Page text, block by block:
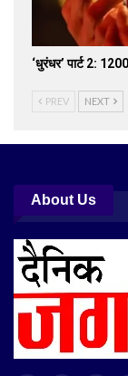
‘धुरंधर’ पार्ट 2:
PREV NEXT
About Us